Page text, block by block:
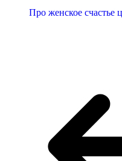
Про женское